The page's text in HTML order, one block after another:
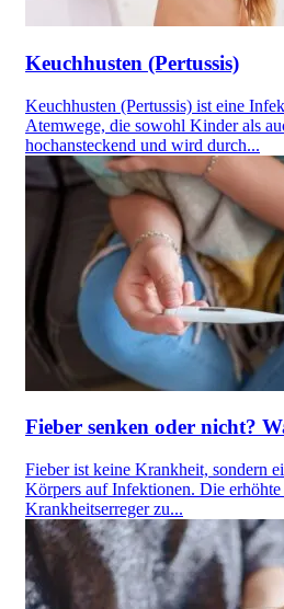
Keuchhusten (Pertussis)
Keuchhusten (Pertussis) ist eine
Atemwege, die sowohl Kinder als
hochansteckend und wird durch...
Fieber senken oder nicht?
Fieber ist keine Krankheit, sondern
Körpers auf Infektionen. Die
Krankheitserreger zu...